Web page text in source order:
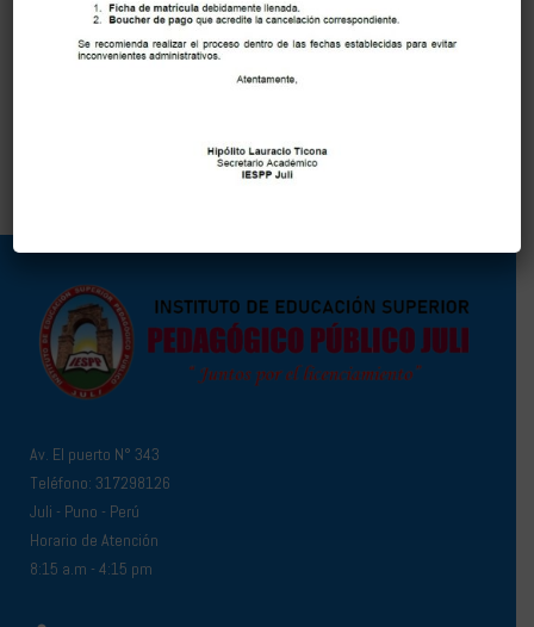
En desarrollo………
Av. El puerto N° 343
Teléfono: 317298126
Juli - Puno - Perú
Horario de Atención
8:15 a.m - 4:15 pm